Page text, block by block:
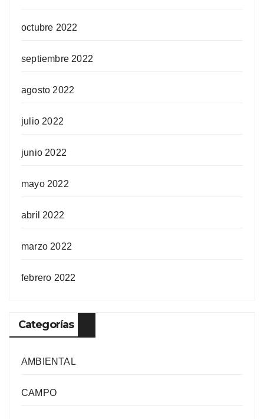
octubre 2022
septiembre 2022
agosto 2022
julio 2022
junio 2022
mayo 2022
abril 2022
marzo 2022
febrero 2022
Categorías
AMBIENTAL
CAMPO